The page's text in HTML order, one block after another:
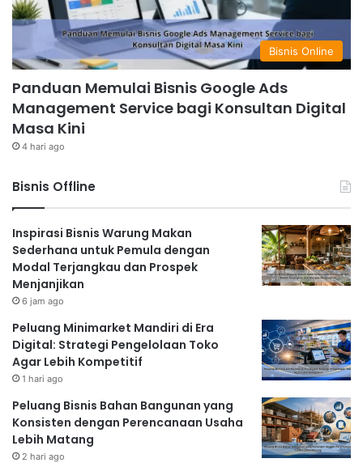
Bisnis Online
Panduan Memulai Bisnis Google Ads
Management Service bagi Konsultan Digital
Masa Kini
4 hari ago
Bisnis Offline
Inspirasi Bisnis Warung Makan
Sederhana untuk Pemula dengan
Modal Terjangkau dan Prospek
Menjanjikan
6 jam ago
Peluang Minimarket Mandiri di Era
Digital: Strategi Pengelolaan Toko
Agar Lebih Kompetitif
1 hari ago
Peluang Bisnis Bahan Bangunan yang
Konsisten dengan Perencanaan Usaha
Lebih Matang
2 hari ago